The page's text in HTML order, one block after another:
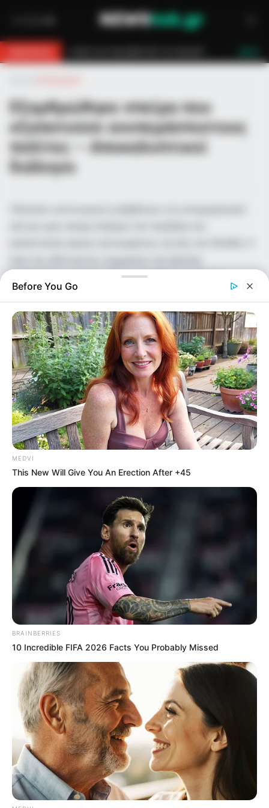
Εξαρθρώθηκε σπείρα που
εξαπατούσε ανυπεράσπιστους
πολίτες – Αποκαλυπτικοί
διάλογοι
τουλάχιστον από τον Ιούλιο του 2025, αγγίζει το
ιλιγγιώδες ποσό των 3.400.000 ευρώ. Οι…
Συντακτική Ομάδα
09/05/2026, 20:58 · 8:58 ΜΜ
Τελευταία ενημέρωση
10/05/2026, 12:39 · 12:39 ΜΜ
Κοινοποίησε άρθρο
Προσθήκη το newstok.gr στην Google
Ανακαλύψτε περισσότερα άρθρα στα αποτελέσματα
αναζήτησης.
Before You Go
MEDVI
This New Will Give You An Erection After +45
BRAINBERRIES
10 Incredible FIFA 2026 Facts You Probably Missed